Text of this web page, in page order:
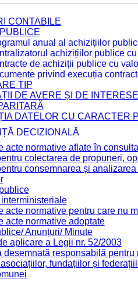
CONTABILE
anual al achizițiilor
achizițiilor publice
de achiziții publice cu
privind execuția
TIP
DE AVERE ȘI DE INTERESE
DATELOR CU CARACTER
DECIZIONALĂ
acte normative aflate în
colectarea de propuneri,
consemnarea și
acte normative pentru care nu
acte normative adoptate
Anunțuri/ Minute
aplicare a Legii nr. 52/2003
desemnată responsabilă
fundațiilor și